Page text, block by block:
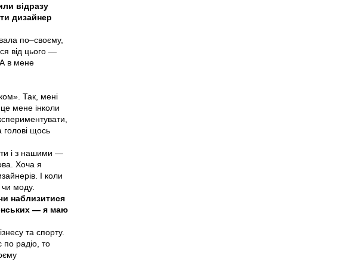
відразу
дизайнер
по–своєму,
від цього —
в мене
Так, мені
мене інколи
голові щось
і з нашими —
Хоча я
І коли
моду.
наблизитися
— я маю
та спорту.
по радіо, то